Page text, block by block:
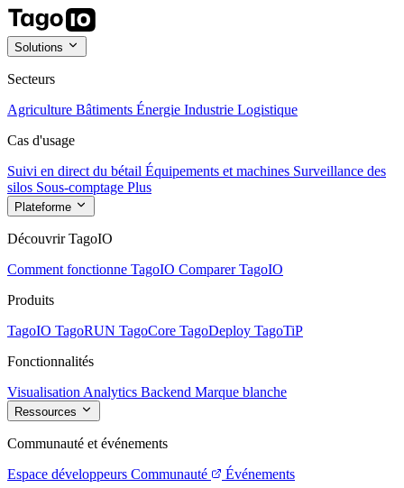
Solutions
Secteurs
Agriculture Bâtiments Énergie Industrie Logistique
Cas d'usage
Suivi en direct du bétail Équipements et machines Surveillance des
silos Sous-comptage Plus
Plateforme
Découvrir TagoIO
Comment fonctionne TagoIO Comparer TagoIO
Produits
TagoIO TagoRUN TagoCore TagoDeploy TagoTiP
Fonctionnalités
Visualisation Analytics Backend Marque blanche
Ressources
Communauté et événements
Espace développeurs Communauté
Événements